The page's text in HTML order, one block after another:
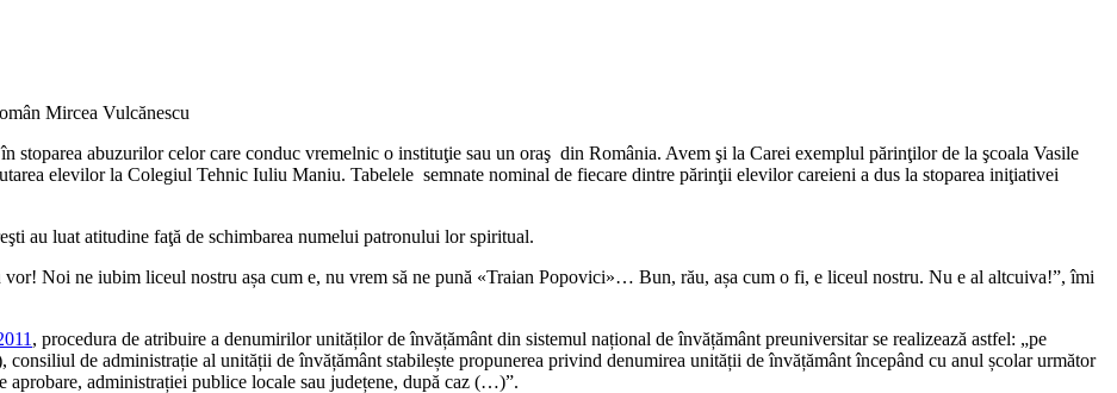
stoparea abuzurilor celor care conduc vremelnic o instituţie sau un oraş din România. Avem şi la Carei exemplul părinţilor de la şcoala Vasile
elevilor la Colegiul Tehnic Iuliu Maniu. Tabelele semnate nominal de fiecare dintre părinţii elevilor careieni a dus la stoparea iniţiativei
au luat atitudine faţă de schimbarea numelui patronului lor spiritual.
Noi ne iubim liceul nostru așa cum e, nu vrem să ne pună «Traian Popovici»… Bun, rău, așa cum o fi, e liceul nostru. Nu e al altcuiva!”, îmi
, procedura de atribuire a denumirilor unităților de învățământ din sistemul național de învățământ preuniversitar se realizează astfel: „pe
de administrație al unității de învățământ stabilește propunerea privind denumirea unității de învățământ începând cu anul școlar următor
aprobare, administrației publice locale sau județene, după caz (…)”.